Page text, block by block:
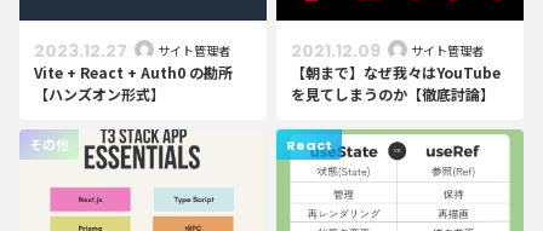
Vite + React + Auth0 の勘所
【ハンズオン形式】
2023.12.27 サイト管理者
【朝まで】なぜ我々はYouTube
を見てしまうのか【徹底討論】
2021.12.09 サイト管理者
その他 React